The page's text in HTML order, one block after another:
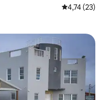
Évaluation
4,74 (23)